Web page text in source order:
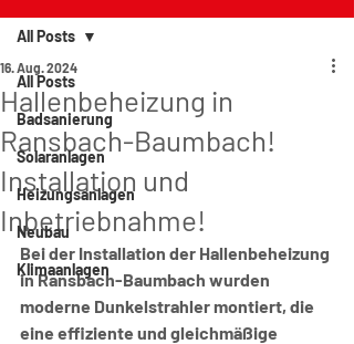
All Posts
Badsanierung
Solaranlagen
Heizungsanlagen
Neubau
Klimaanlagen
All Posts
Hallenbeheizung in
Ransbach-Baumbach!
Installation und
Inbetriebnahme!
16. Aug. 2024
Bei der Installation der Hallenbeheizung
in Ransbach-Baumbach wurden
moderne Dunkelstrahler montiert, die
eine effiziente und gleichmäßige